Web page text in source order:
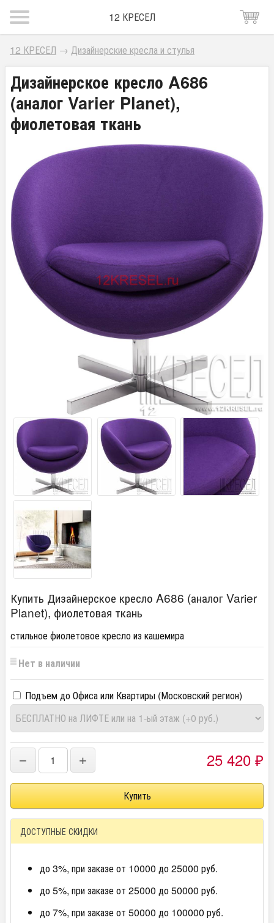
12 КРЕСЕЛ
12 КРЕСЕЛ → Дизайнерские кресла и стулья
Дизайнерское кресло A686
(аналог Varier Planet),
фиолетовая ткань
Купить Дизайнерское кресло A686 (аналог Varier
Planet), фиолетовая ткань
стильное фиолетовое кресло из кашемира
Нет в наличии
Подъем до Офиса или Квартиры (Московский регион)
− + 25 420 ₽
ДОСТУПНЫЕ СКИДКИ
до 3%, при заказе от 10000 до 25000 руб.
до 5%, при заказе от 25000 до 50000 руб.
до 7%, при заказе от 50000 до 100000 руб.